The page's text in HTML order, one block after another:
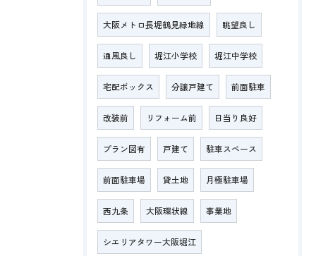
大阪メトロ長堀鶴見緑地線 眺望良し
通風良し 堀江小学校 堀江中学校
宅配ボックス 分譲戸建て 前面駐車
改装前 リフォーム前 日当り良好
プラン図有 戸建て 駐車スペース
前面駐車場 貸土地 月極駐車場
西九条 大阪環状線 事業地
シエリアタワー大阪堀江